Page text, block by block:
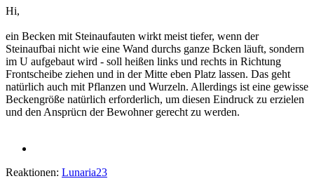
Hi,
ein Becken mit Steinaufauten wirkt meist tiefer, wenn der
Steinaufbai nicht wie eine Wand durchs ganze Bcken läuft, sondern
im U aufgebaut wird - soll heißen links und rechts in Richtung
Frontscheibe ziehen und in der Mitte eben Platz lassen. Das geht
natürlich auch mit Pflanzen und Wurzeln. Allerdings ist eine gewisse
Beckengröße natürlich erforderlich, um diesen Eindruck zu erzielen
und den Ansprücn der Bewohner gerecht zu werden.
Reaktionen: Lunaria23